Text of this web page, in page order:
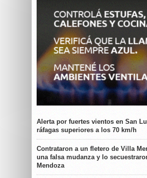
Alerta por fuertes vientos en San
ráfagas superiores a los 70 km/h
Contrataron a un fletero de Villa
una falsa mudanza y lo
Mendoza